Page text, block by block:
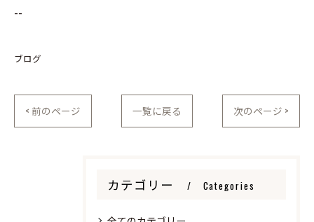
--
ブログ
< 前のページ 一覧に戻る 次のページ >
カテゴリー Categories